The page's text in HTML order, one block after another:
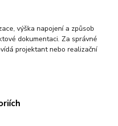
výška napojení a způsob
dokumentaci. Za správné
projektant nebo realizační